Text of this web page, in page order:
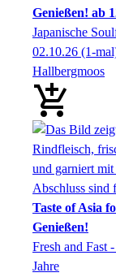
Genießen! ab
Japanische
02.10.26 (1-
Hallbergmoos
Taste of Asia
Genießen!
Fresh and Fast
Jahre